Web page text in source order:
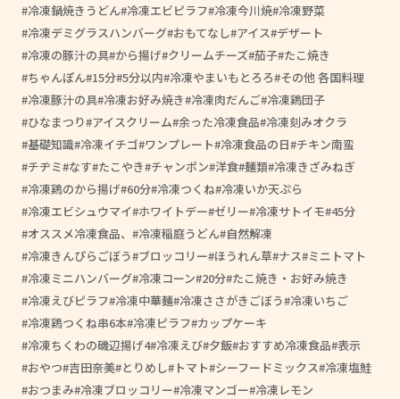
冷凍鍋焼きうどん 冷凍エビピラフ 冷凍今川焼 冷凍野菜
冷凍デミグラスハンバーグ おもてなし アイス デザート
冷凍の豚汁の具 から揚げ クリームチーズ 茄子 たこ焼き
ちゃんぽん 15分 5分以内 冷凍やまいもとろろ その他 各国料理
冷凍豚汁の具 冷凍お好み焼き 冷凍肉だんご 冷凍鶏団子
ひなまつり アイスクリーム 余った冷凍食品 冷凍刻みオクラ
基礎知識 冷凍イチゴ ワンプレート 冷凍食品の日 チキン南蛮
チヂミ なす たこやき チャンポン 洋食 麺類 冷凍きざみねぎ
冷凍鶏のから揚げ 60分 冷凍つくね 冷凍いか天ぷら
冷凍エビシュウマイ ホワイトデー ゼリー 冷凍サトイモ 45分
オススメ冷凍食品、
冷凍稲庭うどん 自然解凍
冷凍きんぴらごぼう ブロッコリー ほうれん草 ナス ミニトマト
冷凍ミニハンバーグ 冷凍コーン 20分 たこ焼き・お好み焼き
冷凍えびピラフ 冷凍中華麺 冷凍ささがきごぼう 冷凍いちご
冷凍鶏つくね串6本 冷凍ピラフ カップケーキ
冷凍ちくわの磯辺揚げ4 冷凍えび 夕飯 おすすめ冷凍食品 表示
おやつ 吉田奈美 とりめし トマト シーフードミックス 冷凍塩鮭
おつまみ 冷凍ブロッコリー 冷凍マンゴー 冷凍レモン